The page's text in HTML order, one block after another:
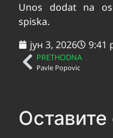
Unos dodat na
spiska.
јун 3, 2026
9:41
PRETHODNA
Pavle Popovic
Оставите